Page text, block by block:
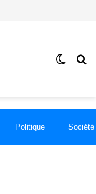
Switch
Politique Société